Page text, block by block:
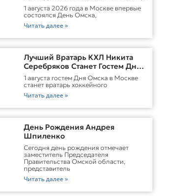
1 августа 2026 года в Москве впервые
состоялся День Омска,
Читать далее »
Лучший Вратарь КХЛ Никита
Серебряков Станет Гостем Дня
Омска В Москве
1 августа гостем Дня Омска в Москве
станет вратарь хоккейного
Читать далее »
День Рождения Андрея
Шпиленко
Cегодня день рождения отмечает
заместитель Председателя
Правительства Омской области,
представитель
Читать далее »